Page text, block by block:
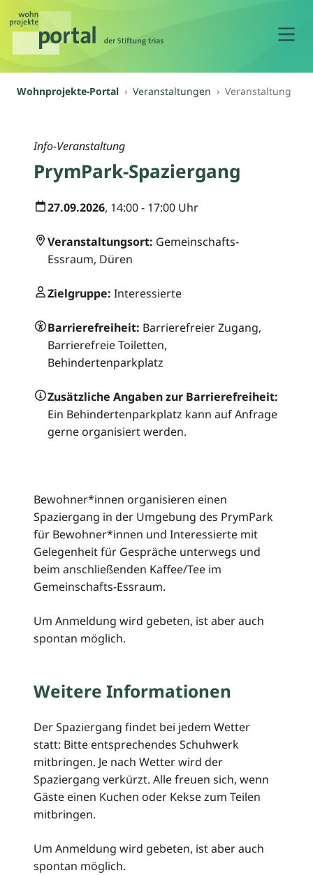
Wohnprojekte-Portal Veranstaltungen Veranstaltung
Info-Veranstaltung
PrymPark-Spaziergang
27.09.2026, 14:00 - 17:00 Uhr
Veranstaltungsort: Gemeinschafts-
Essraum, Düren
Zielgruppe: Interessierte
Barrierefreiheit: Barrierefreier Zugang,
Barrierefreie Toiletten,
Behindertenparkplatz
Zusätzliche Angaben zur Barrierefreiheit:
Ein Behindertenparkplatz kann auf Anfrage
gerne organisiert werden.
Bewohner*innen organisieren einen
Spaziergang in der Umgebung des PrymPark
für Bewohner*innen und Interessierte mit
Gelegenheit für Gespräche unterwegs und
beim anschließenden Kaffee/Tee im
Gemeinschafts-Essraum.
Um Anmeldung wird gebeten, ist aber auch
spontan möglich.
Weitere Informationen
Der Spaziergang findet bei jedem Wetter
statt: Bitte entsprechendes Schuhwerk
mitbringen. Je nach Wetter wird der
Spaziergang verkürzt. Alle freuen sich, wenn
Gäste einen Kuchen oder Kekse zum Teilen
mitbringen.
Um Anmeldung wird gebeten, ist aber auch
spontan möglich.